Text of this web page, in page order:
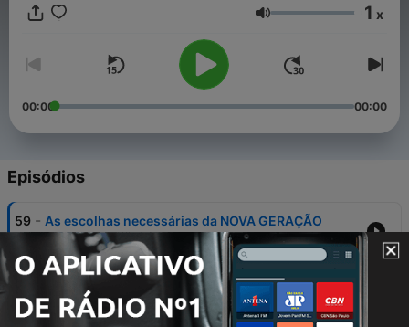
elegância aos seus relacionamentos.
Volume 1 x
00:00 00:00
Episódios
59 - As escolhas necessárias da NOVA GERAÇÃO
09 dez. 2021
58 Força Feminina
25 nov. 2021